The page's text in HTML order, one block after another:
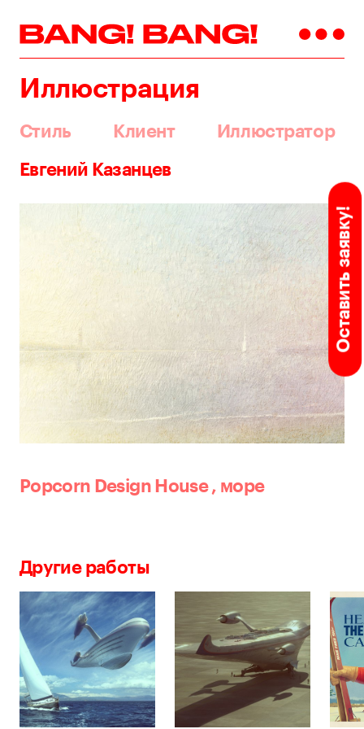
Иллюстрация
Стиль Клиент Иллюстратор
Оставить заявку!
Евгений Казанцев
Popcorn Design House , море
Другие работы